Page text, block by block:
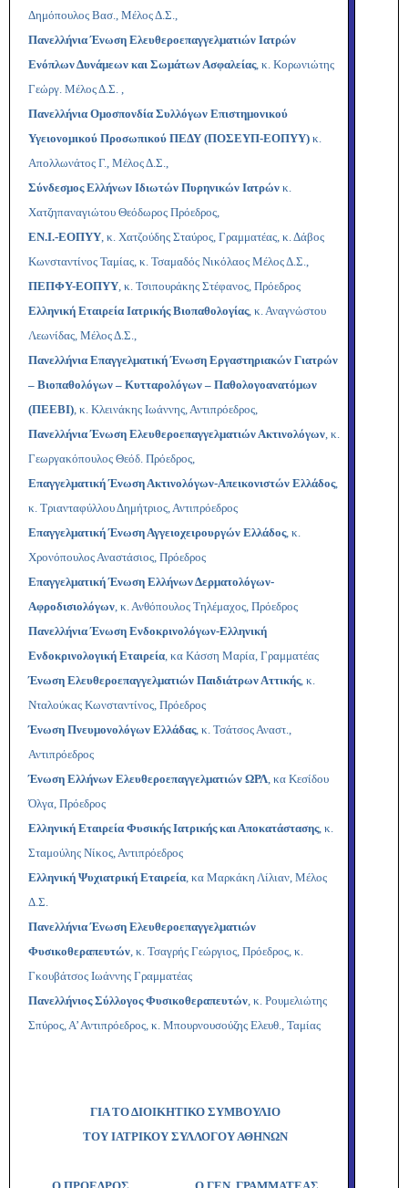
Δημόπουλος Βασ., Μέλος Δ.Σ.,
Πανελλήνια Ένωση Ελευθεροεπαγγελματιών Ιατρών
Ενόπλων Δυνάμεων και Σωμάτων Ασφαλείας, κ. Κορωνιώτης
Γεώργ. Μέλος Δ.Σ. ,
Πανελλήνια Ομοσπονδία Συλλόγων Επιστημονικού
Υγειονομικού Προσωπικού ΠΕΔΥ (ΠΟΣΕΥΠ-ΕΟΠΥΥ) κ.
Απολλωνάτος Γ., Μέλος Δ.Σ.,
Σύνδεσμος Ελλήνων Ιδιωτών Πυρηνικών Ιατρών κ.
Χατζηπαναγιώτου Θεόδωρος Πρόεδρος,
ΕΝ.Ι.-ΕΟΠΥΥ, κ. Χατζούδης Σταύρος, Γραμματέας, κ. Δάβος
Κωνσταντίνος Ταμίας, κ. Τσαμαδός Νικόλαος Μέλος Δ.Σ.,
ΠΕΠΦΥ-ΕΟΠΥΥ, κ. Τσιπουράκης Στέφανος, Πρόεδρος
Ελληνική Εταιρεία Ιατρικής Βιοπαθολογίας, κ. Αναγνώστου
Λεωνίδας, Μέλος Δ.Σ.,
Πανελλήνια Επαγγελματική Ένωση Εργαστηριακών Γιατρών
– Βιοπαθολόγων – Κυτταρολόγων – Παθολογοανατόμων
(ΠΕΕΒΙ), κ. Κλεινάκης Ιωάννης, Αντιπρόεδρος,
Πανελλήνια Ένωση Ελευθεροεπαγγελματιών Ακτινολόγων, κ.
Γεωργακόπουλος Θεόδ. Πρόεδρος,
Επαγγελματική Ένωση Ακτινολόγων-Απεικονιστών Ελλάδος,
κ. Τριανταφύλλου Δημήτριος, Αντιπρόεδρος
Επαγγελματική Ένωση Αγγειοχειρουργών Ελλάδος, κ.
Χρονόπουλος Αναστάσιος, Πρόεδρος
Επαγγελματική Ένωση Ελλήνων Δερματολόγων-
Αφροδισιολόγων, κ. Ανθόπουλος Τηλέμαχος, Πρόεδρος
Πανελλήνια Ένωση Ενδοκρινολόγων-Ελληνική
Ενδοκρινολογική Εταιρεία, κα Κάσση Μαρία, Γραμματέας
Ένωση Ελευθεροεπαγγελματιών Παιδιάτρων Αττικής, κ.
Νταλούκας Κωνσταντίνος, Πρόεδρος
Ένωση Πνευμονολόγων Ελλάδας, κ. Τσάτσος Αναστ.,
Αντιπρόεδρος
Ένωση Ελλήνων Ελευθεροεπαγγελματιών ΩΡΛ, κα Κεσίδου
Όλγα, Πρόεδρος
Ελληνική Εταιρεία Φυσικής Ιατρικής και Αποκατάστασης, κ.
Σταμούλης Νίκος, Αντιπρόεδρος
Ελληνική Ψυχιατρική Εταιρεία, κα Μαρκάκη Λίλιαν, Μέλος
Δ.Σ.
Πανελλήνια Ένωση Ελευθεροεπαγγελματιών
Φυσικοθεραπευτών, κ. Τσαγρής Γεώργιος, Πρόεδρος, κ.
Γκουβάτσος Ιωάννης Γραμματέας
Πανελλήνιος Σύλλογος Φυσικοθεραπευτών, κ. Ρουμελιώτης
Σπύρος, Α’ Αντιπρόεδρος, κ. Μπουρνουσούζης Ελευθ., Ταμίας
ΓΙΑ ΤΟ ΔΙΟΙΚΗΤΙΚΟ ΣΥΜΒΟΥΛΙΟ
ΤΟΥ ΙΑΤΡΙΚΟΥ ΣΥΛΛΟΓΟΥ ΑΘΗΝΩΝ